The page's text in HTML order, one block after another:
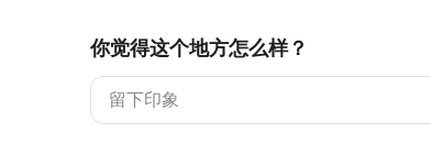
你觉得这个地方怎么样？